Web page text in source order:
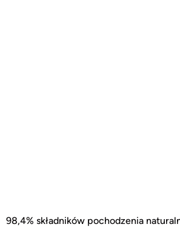
98,4% składników pochodzenia